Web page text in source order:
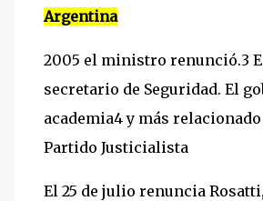
Argentina
2005 el ministro renunció.3
secretario de Seguridad. El
academia4 y más
Partido Justicialista
El 25 de julio renuncia